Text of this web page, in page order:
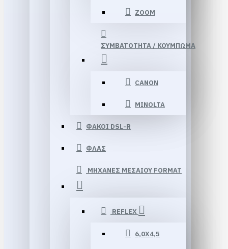
ΖΟΟΜ
ΣΥΜΒΑΤΟΤΗΤΑ / ΚΟΥΜΠΩΜΑ
CANON
MINOLTA
ΦΑΚΟΙ DSL-R
ΦΛΑΣ
ΜΗΧΑΝΕΣ ΜΕΣΑΙΟΥ FORMAT
REFLEX
6,0Χ4,5